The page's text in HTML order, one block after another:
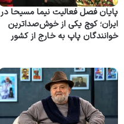
پایان فصل فعالیت نیما مسیحا در
ایران؛ کوچ یکی از خوش‌صداترین
خوانندگان پاپ به خارج از کشور